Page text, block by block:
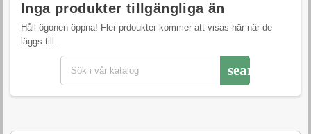
kan anpassas till barnets längd och behov när det växer och utvecklas.
4: Lekaktiviteter: Vissa lära-gå vagnar är utrustade med leksaker, ljus
och ljud som barnet kan interagera med medan det står och går med
5: Bärbarhet och förvaring: Vissa lära-gå vagnar är bärbara och kan
fällas ihop för enkel förvaring och transport när de inte används.
6: Höjdjustering: Vissa modeller av lära-gå vagnar har möjlighet till
Inga produkter tillgängliga än
Håll ögonen öppna! Fler prdoukter kommer att visas här när de
läggs till.
search